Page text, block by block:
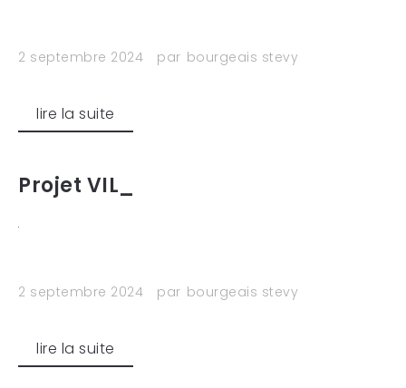
2 septembre 2024 par bourgeais stevy
lire la suite
Projet VIL_
2 septembre 2024 par bourgeais stevy
lire la suite